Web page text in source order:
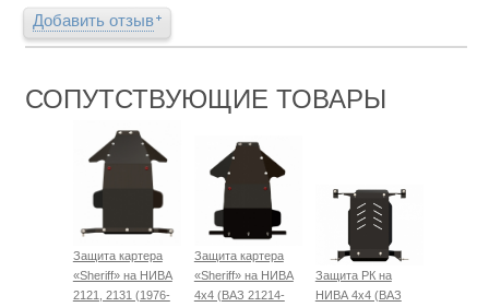
Добавить отзыв
СОПУТСТВУЮЩИЕ ТОВАРЫ
Защита картера
«Sheriff» на НИВА
2121, 2131 (1976-
Защита картера
«Sheriff» на НИВА
4x4 (ВАЗ 21214-
Защита РК на
НИВА 4x4 (ВАЗ